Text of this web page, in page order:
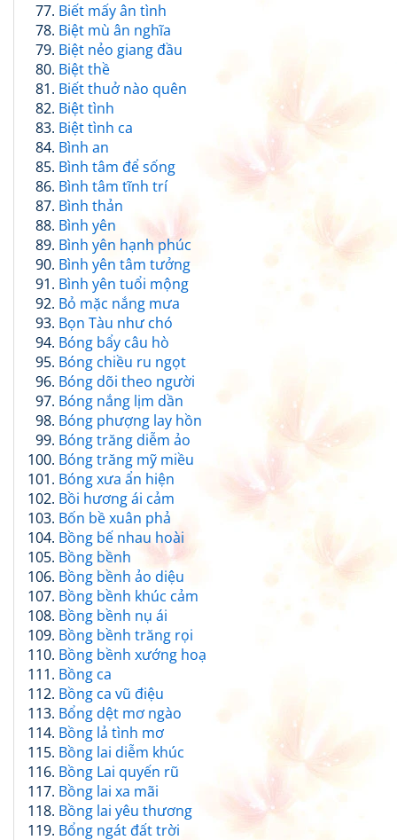
Biết mấy ân tình
Biệt mù ân nghĩa
Biệt nẻo giang đầu
Biệt thề
Biết thuở nào quên
Biệt tình
Biệt tình ca
Bình an
Bình tâm để sống
Bình tâm tĩnh trí
Bình thản
Bình yên
Bình yên hạnh phúc
Bình yên tâm tưởng
Bình yên tuổi mộng
Bỏ mặc nắng mưa
Bọn Tàu như chó
Bóng bẩy câu hò
Bóng chiều ru ngọt
Bóng dõi theo người
Bóng nắng lịm dần
Bóng phượng lay hồn
Bóng trăng diễm ảo
Bóng trăng mỹ miều
Bóng xưa ẩn hiện
Bồi hương ái cảm
Bốn bề xuân phả
Bồng bế nhau hoài
Bồng bềnh
Bồng bềnh ảo diệu
Bồng bềnh khúc cảm
Bồng bềnh nụ ái
Bồng bềnh trăng rọi
Bồng bềnh xướng hoạ
Bồng ca
Bồng ca vũ điệu
Bổng dệt mơ ngào
Bồng lả tình mơ
Bồng lai diễm khúc
Bồng Lai quyến rũ
Bồng lai xa mãi
Bồng lai yêu thương
Bổng ngát đất trời